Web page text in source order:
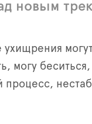
новым
могу